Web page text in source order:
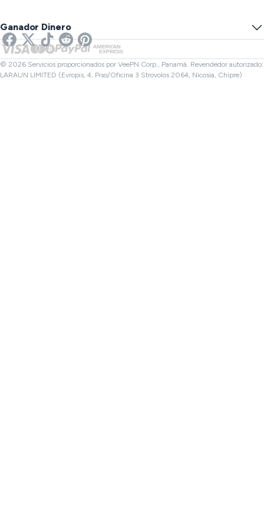
VPN para transmisión
VPN para Netflix
SMS en línea
Verificador de Enlaces
Verificador de archivos
VPN del Reino Unido
VPN de Canadá
VPN de Turquía
Ganador Dinero
Afiliados
© 2026 Servicios proporcionados por VeePN Corp., Panamá. Revendedor autorizado:
LARAUN LIMITED (Evropis, 4, Piso/Oficina 3 Strovolos 2064, Nicosia, Chipre)